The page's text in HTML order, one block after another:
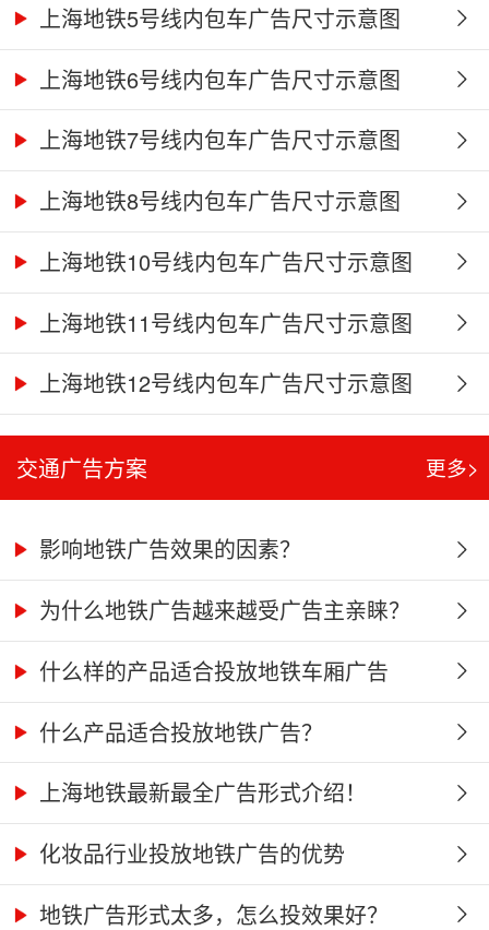
上海地铁5号线内包车广告尺寸示意图
上海地铁6号线内包车广告尺寸示意图
上海地铁7号线内包车广告尺寸示意图
上海地铁8号线内包车广告尺寸示意图
上海地铁10号线内包车广告尺寸示意图
上海地铁11号线内包车广告尺寸示意图
上海地铁12号线内包车广告尺寸示意图
交通广告方案 更多>
影响地铁广告效果的因素？
为什么地铁广告越来越受广告主亲睐？
什么样的产品适合投放地铁车厢广告
什么产品适合投放地铁广告？
上海地铁最新最全广告形式介绍！
化妆品行业投放地铁广告的优势
地铁广告形式太多，怎么投效果好？